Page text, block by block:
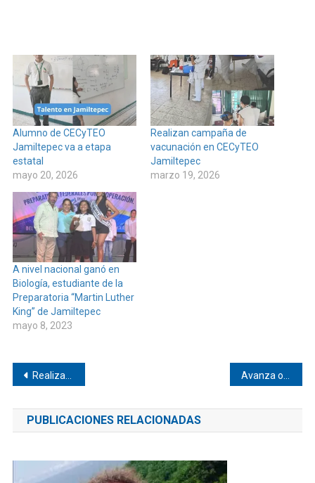
Alumno de CECyTEO
Jamiltepec va a etapa
estatal
mayo 20, 2026
Realizan campaña de
vacunación en CECyTEO
Jamiltepec
marzo 19, 2026
A nivel nacional ganó en
Biología, estudiante de la
Preparatoria “Martin Luther
King” de Jamiltepec
mayo 8, 2023
Navegación
de
entradas
Realizan traslado aéreo de paciente en Jamiltepec Avanza obra en la calle La Luna de San Juan Colorado
PUBLICACIONES RELACIONADAS